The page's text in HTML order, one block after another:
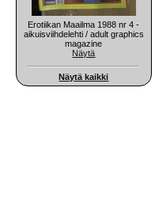
Erotiikan Maailma 1988 nr 4 -
aikuisviihdelehti / adult graphics
magazine
Näytä
Näytä kaikki